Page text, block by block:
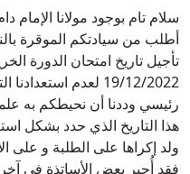
سلام تام بوجود مولانا الإمام
أطلب من سيادتكم الموقرة
تأجيل تاريخ امتحان الدورة
19/12/2022 لعدم
رئيسي وددنا أن نحيطكم به
هذا التاريخ الذي حدد بشكل
ولد إكراها على الطلبة و على
فقد أُجبر بعض الأساتذة في